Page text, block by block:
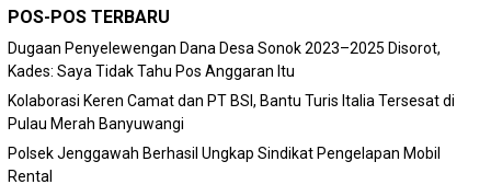
POS-POS TERBARU
Dugaan Penyelewengan Dana Desa Sonok 2023–2025 Disorot,
Kades: Saya Tidak Tahu Pos Anggaran Itu
Kolaborasi Keren Camat dan PT BSI, Bantu Turis Italia Tersesat di
Pulau Merah Banyuwangi
Polsek Jenggawah Berhasil Ungkap Sindikat Pengelapan Mobil
Rental